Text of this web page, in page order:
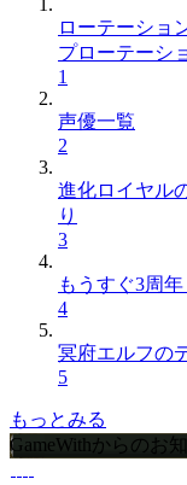
ローテーショ
プローテーシ
1
声優一覧
2
進化ロイヤル
り
3
もうすぐ3周
4
冥府エルフの
5
もっとみる
GameWithからのお